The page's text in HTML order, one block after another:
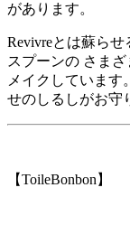
があります。
Revivreとは蘇ら
スプーンの さま
メイクしていま
せのしるしがお守
【ToileBonbon】